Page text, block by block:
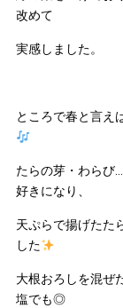
改めて
実感しました。
ところで春と言え
たらの芽・わらび
好きになり、
天ぷらで揚げたた
した
大根おろしを混ぜ
塩でも◎